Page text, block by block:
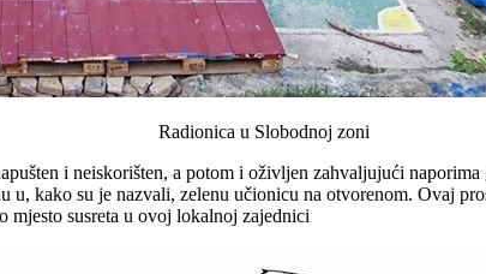
Radionica u Slobodnoj zoni
i neiskorišten, a potom i oživljen zahvaljujući
u, kako su je nazvali, zelenu učionicu na otvorenom. Ovaj
mjesto susreta u ovoj lokalnoj zajednici